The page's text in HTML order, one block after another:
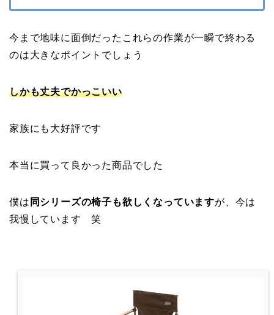
今まで地味に面倒だったこれらの作業が一瞬で終わる
のは大きなポイントでしょう
しかも丈夫でかっこいい
家族にも大好評です
本当に買って良かった商品でした
僕は 同シリーズの椅子も欲しくなっていますが、今は
我慢しています 笑